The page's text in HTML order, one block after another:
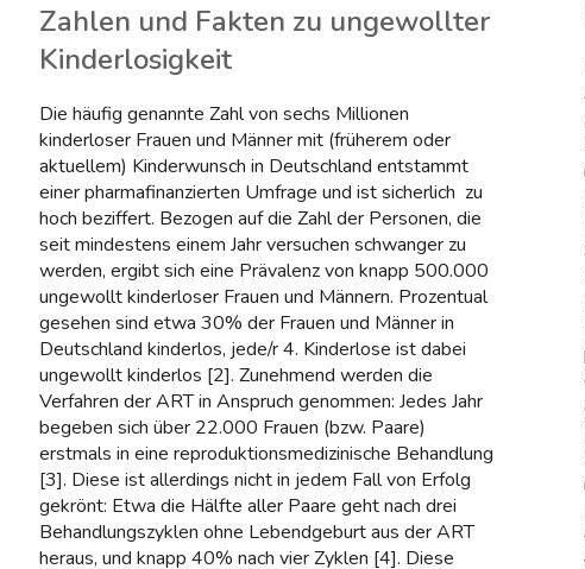
Zahlen und Fakten zu ungewollter
Kinderlosigkeit
Die häufig genannte Zahl von sechs Millionen
kinderloser Frauen und Männer mit (früherem oder
aktuellem) Kinderwunsch in Deutschland entstammt
einer pharmafinanzierten Umfrage und ist sicherlich zu
hoch beziffert. Bezogen auf die Zahl der Personen, die
seit mindestens einem Jahr versuchen schwanger zu
werden, ergibt sich eine Prävalenz von knapp 500.000
ungewollt kinderloser Frauen und Männern. Prozentual
gesehen sind etwa 30% der Frauen und Männer in
Deutschland kinderlos, jede/r 4. Kinderlose ist dabei
ungewollt kinderlos [2]. Zunehmend werden die
Verfahren der ART in Anspruch genommen: Jedes Jahr
begeben sich über 22.000 Frauen (bzw. Paare)
erstmals in eine reproduktionsmedizinische Behandlung
[3]. Diese ist allerdings nicht in jedem Fall von Erfolg
gekrönt: Etwa die Hälfte aller Paare geht nach drei
Behandlungszyklen ohne Lebendgeburt aus der ART
heraus, und knapp 40% nach vier Zyklen [4]. Diese